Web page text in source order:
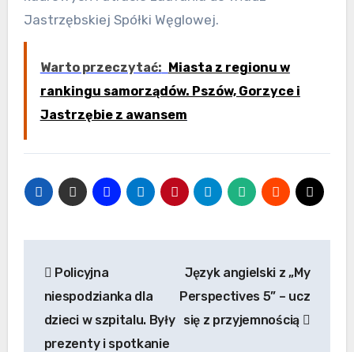
Jastrzębskiej Spółki Węglowej.
Warto przeczytać: Miasta z regionu w
rankingu samorządów. Pszów, Gorzyce i
Jastrzębie z awansem
wpisu
Policyjna
niespodzianka dla
dzieci w szpitalu. Były
prezenty i spotkanie
Język angielski z „My
Perspectives 5” – ucz
się z przyjemnością